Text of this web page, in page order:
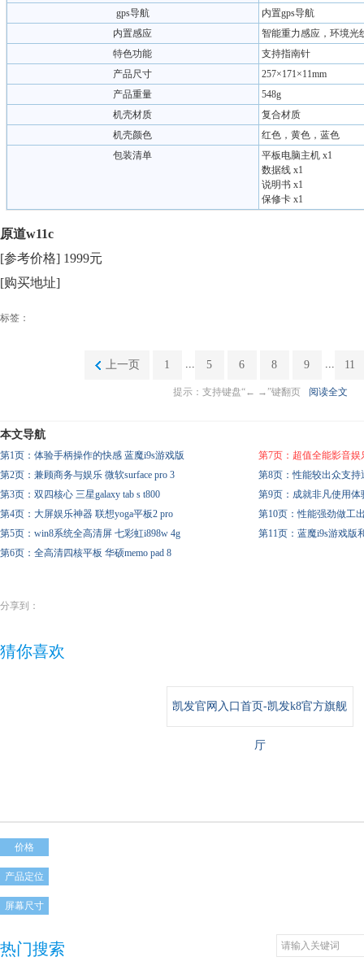
gps导航
内置gps导航
内置感应
智能重力感应，环境光
特色功能
支持指南针
产品尺寸
257×171×11mm
产品重量
548g
机壳材质
复合材质
机壳颜色
红色，黄色，蓝色
包装清单
平板电脑主机 x1
数据线 x1
说明书 x1
保修卡 x1
原道w11c
[参考价格] 1999元
[购买地址]
标签：
上一页 1 ... 5 6 8 9 ... 11
提示：支持键盘“← →”键翻页 阅读全文
本文导航
第1页：体验手柄操作的快感 蓝魔i9s游戏版
第2页：兼顾商务与娱乐 微软surface pro 3
第3页：双四核心 三星galaxy tab s t800
第4页：大屏娱乐神器 联想yoga平板2 pro
第5页：win8系统全高清屏 七彩虹i898w 4g
第6页：全高清四核平板 华硕memo pad 8
第7页：超值全能影音娱
第8页：性能较出众支持
第9页：成就非凡使用体
第10页：性能强劲做工
第11页：蓝魔i9s游戏版
分享到：
猜你喜欢
凯发官网入口首页-凯发k8官方旗舰
厅
价格
产品定位
屏幕尺寸
热门搜索